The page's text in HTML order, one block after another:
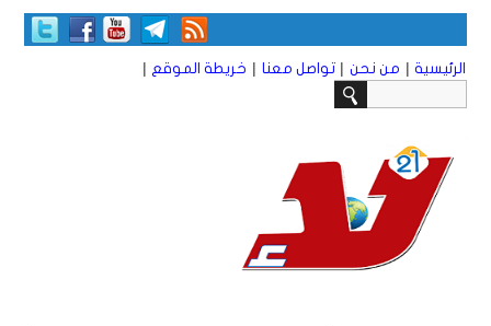
الرئيسية | من نحن | تواصل معنا | خريطة الموقع |